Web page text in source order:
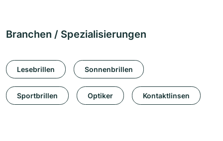
Branchen / Spezialisierungen
Lesebrillen Sonnenbrillen
Sportbrillen Optiker Kontaktlinsen